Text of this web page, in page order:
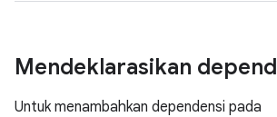
Mendeklarasikan
Untuk menambahkan dependensi pada